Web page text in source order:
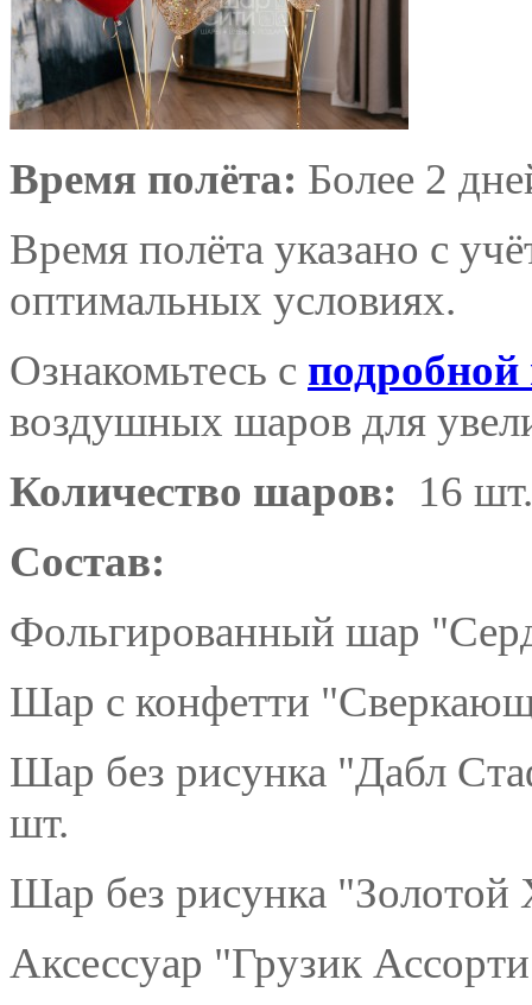
Время полёта: Более 2
Время полёта указано с
оптимальных условиях.
Ознакомьтесь с
воздушных шаров для
Количество шаров: 16 шт.
Состав:
Фольгированный шар
Шар с конфетти
Шар без рисунка "Дабл
шт.
Шар без рисунка
Аксессуар "Грузик